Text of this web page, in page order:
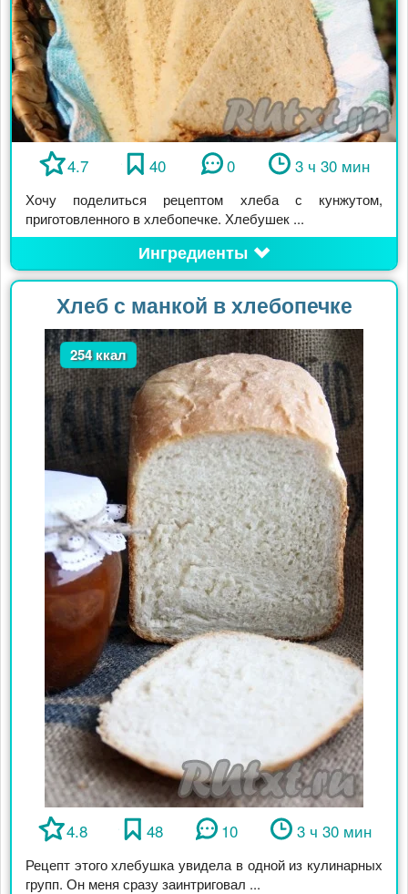
4.7 40 0 3 ч 30 мин
Хочу поделиться рецептом хлеба с кунжутом,
приготовленного в хлебопечке. Хлебушек ...
Ингредиенты
Хлеб с манкой в хлебопечке
254 ккал
4.8 48 10 3 ч 30 мин
Рецепт этого хлебушка увидела в одной из кулинарных
групп. Он меня сразу заинтриговал ...